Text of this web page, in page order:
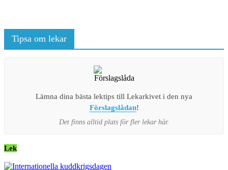
Tipsa om lekar
Lämna dina bästa lektips till Lekarkivet i den nya
Förslagslådan!
Det finns alltid plats för fler lekar här.
Lek